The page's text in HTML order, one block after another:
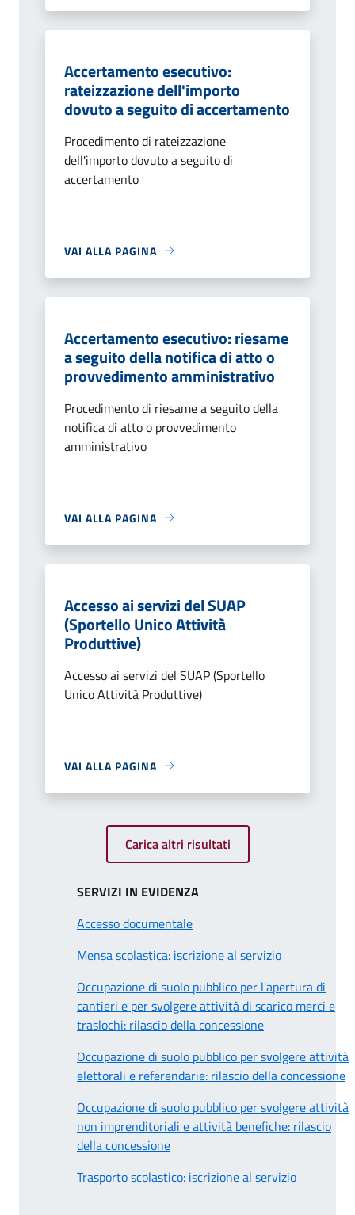
Accertamento esecutivo:
rateizzazione dell'importo
dovuto a seguito di accertamento
Procedimento di rateizzazione
dell'importo dovuto a seguito di
accertamento
VAI ALLA PAGINA
Accertamento esecutivo: riesame
a seguito della notifica di atto o
provvedimento amministrativo
Procedimento di riesame a seguito della
notifica di atto o provvedimento
amministrativo
VAI ALLA PAGINA
Accesso ai servizi del SUAP
(Sportello Unico Attività
Produttive)
Accesso ai servizi del SUAP (Sportello
Unico Attività Produttive)
VAI ALLA PAGINA
Carica altri risultati
SERVIZI IN EVIDENZA
Accesso documentale
Mensa scolastica: iscrizione al servizio
Occupazione di suolo pubblico per l'apertura di
cantieri e per svolgere attività di scarico merci e
traslochi: rilascio della concessione
Occupazione di suolo pubblico per svolgere attività
elettorali e referendarie: rilascio della concessione
Occupazione di suolo pubblico per svolgere attività
non imprenditoriali e attività benefiche: rilascio
della concessione
Trasporto scolastico: iscrizione al servizio